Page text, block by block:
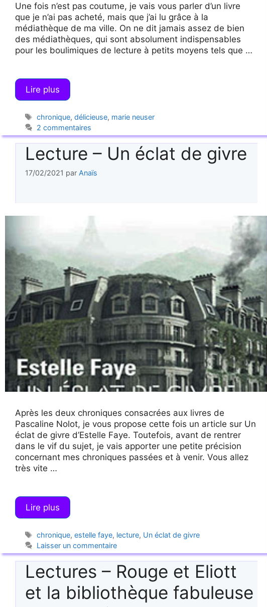
Une fois n’est pas coutume, je vais vous parler d’un livre
que je n’ai pas acheté, mais que j’ai lu grâce à la
médiathèque de ma ville. On ne dit jamais assez de bien
des médiathèques, qui sont absolument indispensables
pour les boulimiques de lecture à petits moyens tels que …
Lire plus
Étiquettes
chronique,délicieuse, marie neuser
2 commentaires
Lecture – Un éclat de givre
17/02/2021 par Anaïs
Après les deux chroniques consacrées aux livres de
Pascaline Nolot, je vous propose cette fois un article sur Un
éclat de givre d’Estelle Faye. Toutefois, avant de rentrer
dans le vif du sujet, je vais apporter une petite précision
concernant mes chroniques passées et à venir. Vous allez
très vite …
Lire plus
Étiquettes
chronique,estelle faye, lecture, Un éclat de givre
Laisser un commentaire
Lectures – Rouge et Eliott
et la bibliothèque fabuleuse